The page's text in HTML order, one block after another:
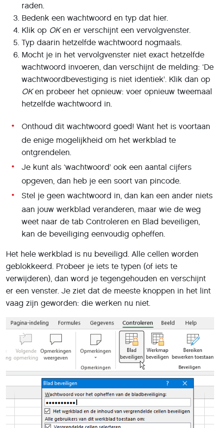
raden.
Bedenk een wachtwoord en typ dat hier.
Klik op OKen er verschijnt een vervolgvenster.
Typ daarin hetzelfde wachtwoord nogmaals.
Mocht je in het vervolgvenster niet exact hetzelfde
wachtwoord invoeren, dan verschijnt de melding: ‘De
wachtwoordbevestiging is niet identiek’. Klik dan op
OKen probeer het opnieuw: voer opnieuw tweemaal
hetzelfde wachtwoord in.
Onthoud dit wachtwoord goed! Want het is voortaan
de enige mogelijkheid om het werkblad te
ontgrendelen.
Je kunt als ‘wachtwoord’ ook een aantal cijfers
opgeven, dan heb je een soort van pincode.
Stel je geen wachtwoord in, dan kan een ander niets
aan jouw werkblad veranderen, maar wie de weg
weet naar de tab Controleren en Blad beveiligen,
kan de beveiliging eenvoudig opheffen.
Het hele werkblad is nu beveiligd. Alle cellen worden
geblokkeerd. Probeer je iets te typen (of iets te
verwijderen), dan word je tegengehouden en verschijnt
er een venster. Je ziet dat de meeste knoppen in het lint
vaag zijn geworden: die werken nu niet.